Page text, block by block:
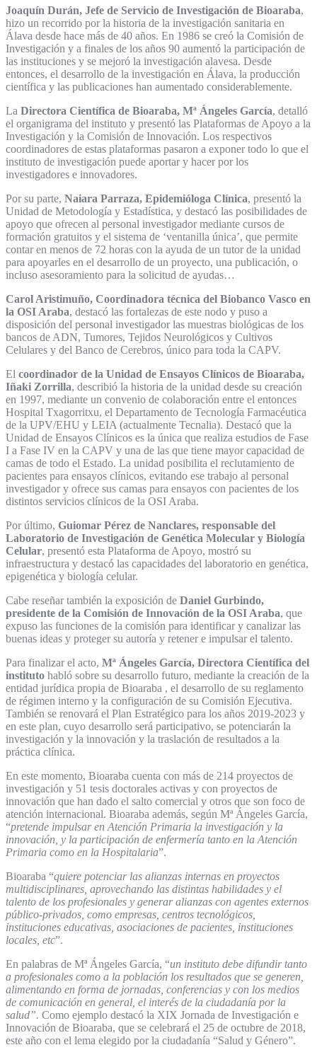
Joaquín Durán, Jefe de Servicio de Investigación de Bioaraba,
hizo un recorrido por la historia de la investigación sanitaria en
Álava desde hace más de 40 años. En 1986 se creó la Comisión de
Investigación y a finales de los años 90 aumentó la participación de
las instituciones y se mejoró la investigación alavesa. Desde
entonces, el desarrollo de la investigación en Álava, la producción
científica y las publicaciones han aumentado considerablemente.
La Directora Científica de Bioaraba, Mª Ángeles García, detalló
el organigrama del instituto y presentó las Plataformas de Apoyo a la
Investigación y la Comisión de Innovación. Los respectivos
coordinadores de estas plataformas pasaron a exponer todo lo que el
instituto de investigación puede aportar y hacer por los
investigadores e innovadores.
Por su parte, Naiara Parraza, Epidemióloga Clínica, presentó la
Unidad de Metodología y Estadística, y destacó las posibilidades de
apoyo que ofrecen al personal investigador mediante cursos de
formación gratuitos y el sistema de ‘ventanilla única’, que permite
contar en menos de 72 horas con la ayuda de un tutor de la unidad
para apoyarles en el desarrollo de un proyecto, una publicación, o
incluso asesoramiento para la solicitud de ayudas…
Carol Aristimuño, Coordinadora técnica del Biobanco Vasco en
la OSI Araba, destacó las fortalezas de este nodo y puso a
disposición del personal investigador las muestras biológicas de los
bancos de ADN, Tumores, Tejidos Neurológicos y Cultivos
Celulares y del Banco de Cerebros, único para toda la CAPV.
El coordinador de la Unidad de Ensayos Clínicos de Bioaraba,
Iñaki Zorrilla, describió la historia de la unidad desde su creación
en 1997, mediante un convenio de colaboración entre el entonces
Hospital Txagorritxu, el Departamento de Tecnología Farmacéutica
de la UPV/EHU y LEIA (actualmente Tecnalia). Destacó que la
Unidad de Ensayos Clínicos es la única que realiza estudios de Fase
I a Fase IV en la CAPV y una de las que tiene mayor capacidad de
camas de todo el Estado. La unidad posibilita el reclutamiento de
pacientes para ensayos clínicos, evitando ese trabajo al personal
investigador y ofrece sus camas para ensayos con pacientes de los
distintos servicios clínicos de la OSI Araba.
Por último, Guiomar Pérez de Nanclares, responsable del
Laboratorio de Investigación de Genética Molecular y Biología
Celular, presentó esta Plataforma de Apoyo, mostró su
infraestructura y destacó las capacidades del laboratorio en genética,
epigenética y biología celular.
Cabe reseñar también la exposición de Daniel Gurbindo,
presidente de la Comisión de Innovación de la OSI Araba, que
expuso las funciones de la comisión para identificar y canalizar las
buenas ideas y proteger su autoría y retener e impulsar el talento.
Para finalizar el acto, Mª Ángeles García, Directora Científica del
instituto habló sobre su desarrollo futuro, mediante la creación de la
entidad jurídica propia de Bioaraba , el desarrollo de su reglamento
de régimen interno y la configuración de su Comisión Ejecutiva.
También se renovará el Plan Estratégico para los años 2019-2023 y
en este plan, cuyo desarrollo será participativo, se potenciarán la
investigación y la innovación y la traslación de resultados a la
práctica clínica.
En este momento, Bioaraba cuenta con más de 214 proyectos de
investigación y 51 tesis doctorales activas y con proyectos de
innovación que han dado el salto comercial y otros que son foco de
atención internacional. Bioaraba además, según Mª Ángeles García,
“pretende impulsar en Atención Primaria la investigación y la
innovación, y la participación de enfermería tanto en la Atención
Primaria como en la Hospitalaria”.
Bioaraba “quiere potenciar las alianzas internas en proyectos
multidisciplinares, aprovechando las distintas habilidades y el
talento de los profesionales y generar alianzas con agentes externos
público-privados, como empresas, centros tecnológicos,
instituciones educativas, asociaciones de pacientes, instituciones
locales, etc”.
En palabras de Mª Ángeles García, “un instituto debe difundir tanto
a profesionales como a la población los resultados que se generen,
alimentando en forma de jornadas, conferencias y con los medios
de comunicación en general, el interés de la ciudadanía por la
salud”. Como ejemplo destacó la XIX Jornada de Investigación e
Innovación de Bioaraba, que se celebrará el 25 de octubre de 2018,
este año con el lema elegido por la ciudadanía “Salud y Género”.